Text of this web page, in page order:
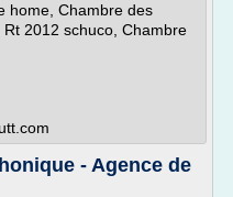
home, Chambre des
2012 schuco, Chambre
- Agence de